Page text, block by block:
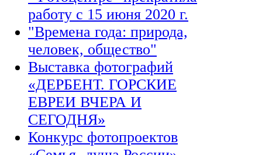
работу с 15 июня 2020 г.
"Времена года: природа,
человек, общество"
Выставка фотографий
«ДЕРБЕНТ. ГОРСКИЕ
ЕВРЕИ ВЧЕРА И
СЕГОДНЯ»
Конкурс фотопроектов